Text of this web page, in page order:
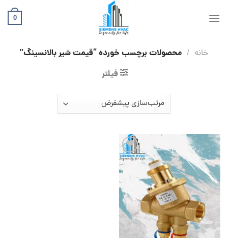
0
خانه / محصولات برچسب خورده “قیمت شیر بالانسینگ”
فیلتر
افزودن
علاقه
مندی